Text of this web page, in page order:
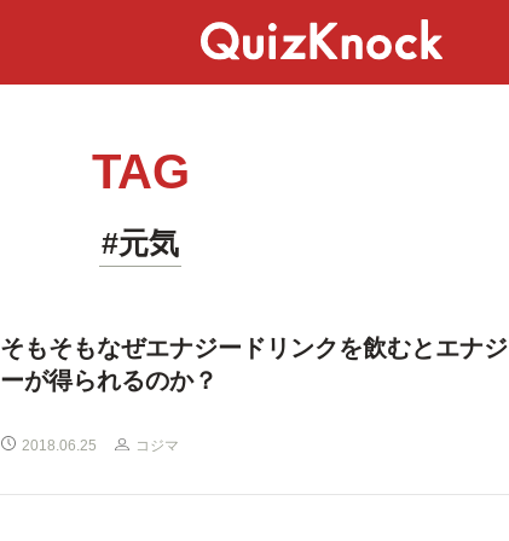
TAG
#元気
そもそもなぜエナジードリンクを飲むとエナジ
ーが得られるのか？
2018.06.25 コジマ